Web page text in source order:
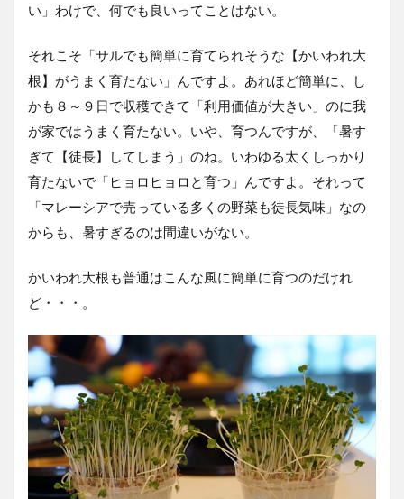
い」わけで、何でも良いってことはない。
それこそ「サルでも簡単に育てられそうな【かいわれ大
根】がうまく育たない」んですよ。あれほど簡単に、し
かも８～９日で収穫できて「利用価値が大きい」のに我
が家ではうまく育たない。いや、育つんですが、「暑す
ぎて【徒長】してしまう」のね。いわゆる太くしっかり
育たないで「ヒョロヒョロと育つ」んですよ。それって
「マレーシアで売っている多くの野菜も徒長気味」なの
からも、暑すぎるのは間違いがない。
かいわれ大根も普通はこんな風に簡単に育つのだけれ
ど・・・。